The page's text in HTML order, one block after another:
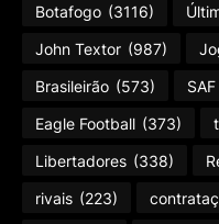
Botafogo (3116)
John Textor (987)
Brasileirão (573) SAF
Eagle Football (373)
Libertadores (338)
rivais (223)